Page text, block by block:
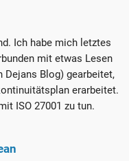
Ich habe mich letztes
mit etwas Lesen
Dejans Blog) gearbeitet,
erarbeitet.
ISO 27001 zu tun.